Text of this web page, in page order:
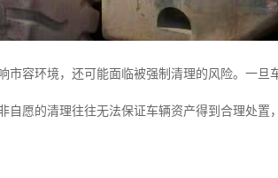
容环境，还可能面临被强制清理的风险。一旦
愿的清理往往无法保证车辆资产得到合理处置